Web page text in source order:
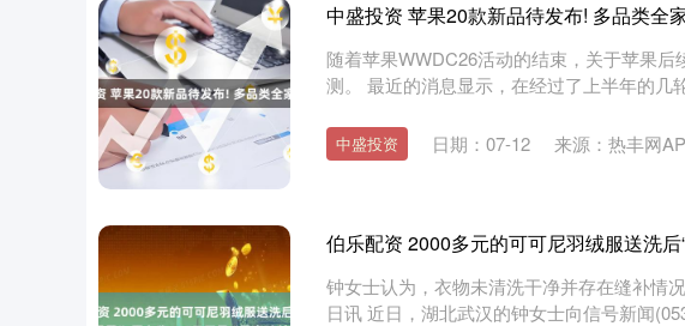
中盛投资 苹果20款新品待发布! 多品类全
随着苹果WWDC26活动的结束，关于苹果
测。 最近的消息显示，在经过了上半年的
中盛投资 日期：07-12 来源：热丰网
伯乐配资 2000多元的可可尼羽绒服送洗后
钟女士认为，衣物未清洗干净并存在缝补情
日讯 近日，湖北武汉的钟女士向信号新闻
北证50 1134.24